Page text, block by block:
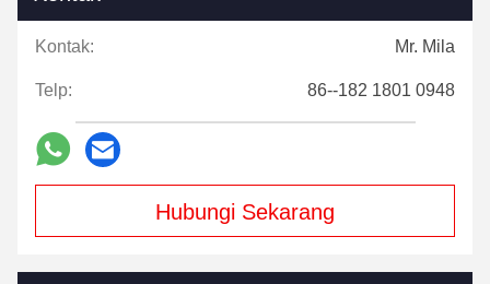
Kontak: Mr. Mila
Telp: 86--182 1801 0948
Hubungi Sekarang